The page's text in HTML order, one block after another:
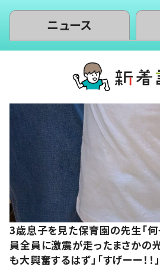
ニュース
3歳息子を見た保育園の先生「何
員全員に激震が走ったまさかの
も大興奮するはず」「すげーー！！」